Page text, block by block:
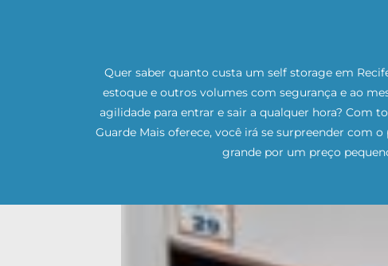
Quer saber quanto custa um self storage em
estoque e outros volumes com segurança e ao
agilidade para entrar e sair a qualquer hora? Com
Guarde Mais oferece, você irá se surpreender com
grande por um preço